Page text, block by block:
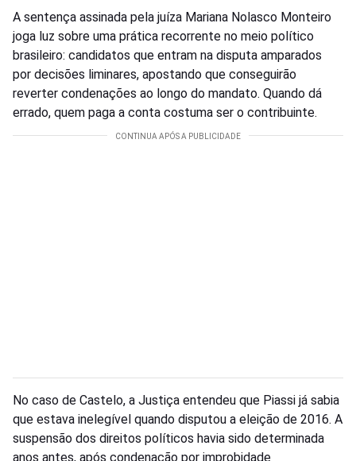
A sentença assinada pela juíza Mariana Nolasco Monteiro
joga luz sobre uma prática recorrente no meio político
brasileiro: candidatos que entram na disputa amparados
por decisões liminares, apostando que conseguirão
reverter condenações ao longo do mandato. Quando dá
errado, quem paga a conta costuma ser o contribuinte.
No caso de Castelo, a Justiça entendeu que Piassi já sabia
que estava inelegível quando disputou a eleição de 2016. A
suspensão dos direitos políticos havia sido determinada
anos antes, após condenação por improbidade